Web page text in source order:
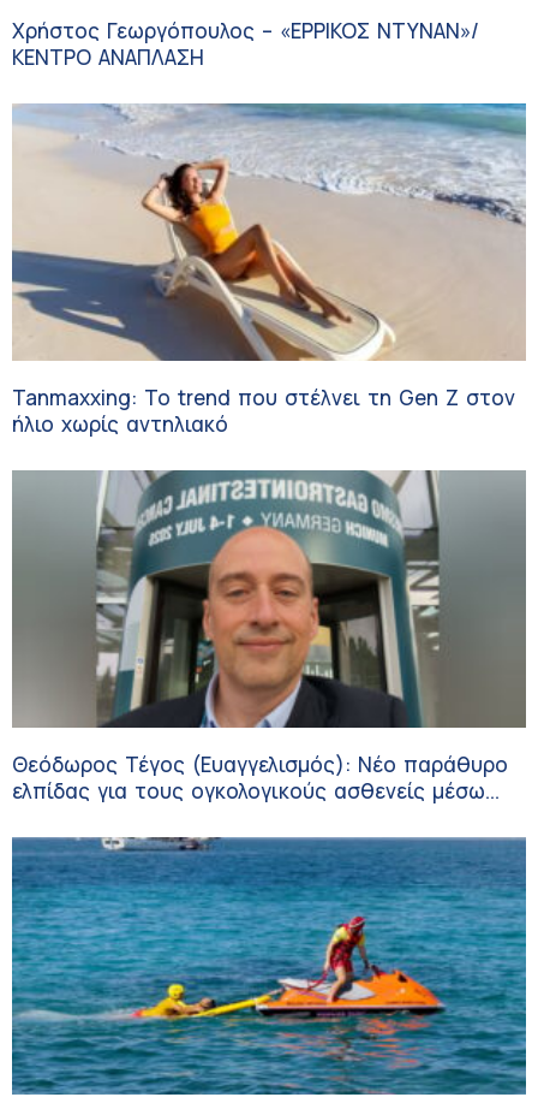
Χρήστος Γεωργόπουλος – «ΕΡΡΙΚΟΣ ΝΤΥΝΑΝ»/
ΚΕΝΤΡΟ ΑΝΑΠΛΑΣΗ
Tanmaxxing: To trend που στέλνει τη Gen Z στον
ήλιο χωρίς αντηλιακό
Θεόδωρος Τέγος (Ευαγγελισμός): Νέο παράθυρο
ελπίδας για τους ογκολογικούς ασθενείς μέσω